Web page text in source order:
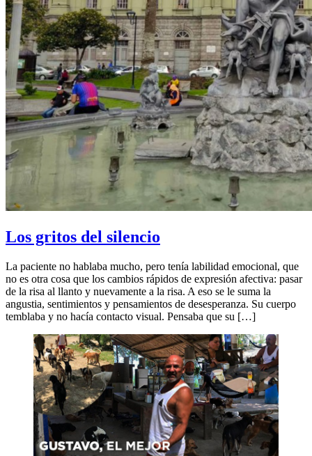
Los gritos del silencio
La paciente no hablaba mucho, pero tenía labilidad emocional, que
no es otra cosa que los cambios rápidos de expresión afectiva: pasar
de la risa al llanto y nuevamente a la risa. A eso se le suma la
angustia, sentimientos y pensamientos de desesperanza. Su cuerpo
temblaba y no hacía contacto visual. Pensaba que su […]